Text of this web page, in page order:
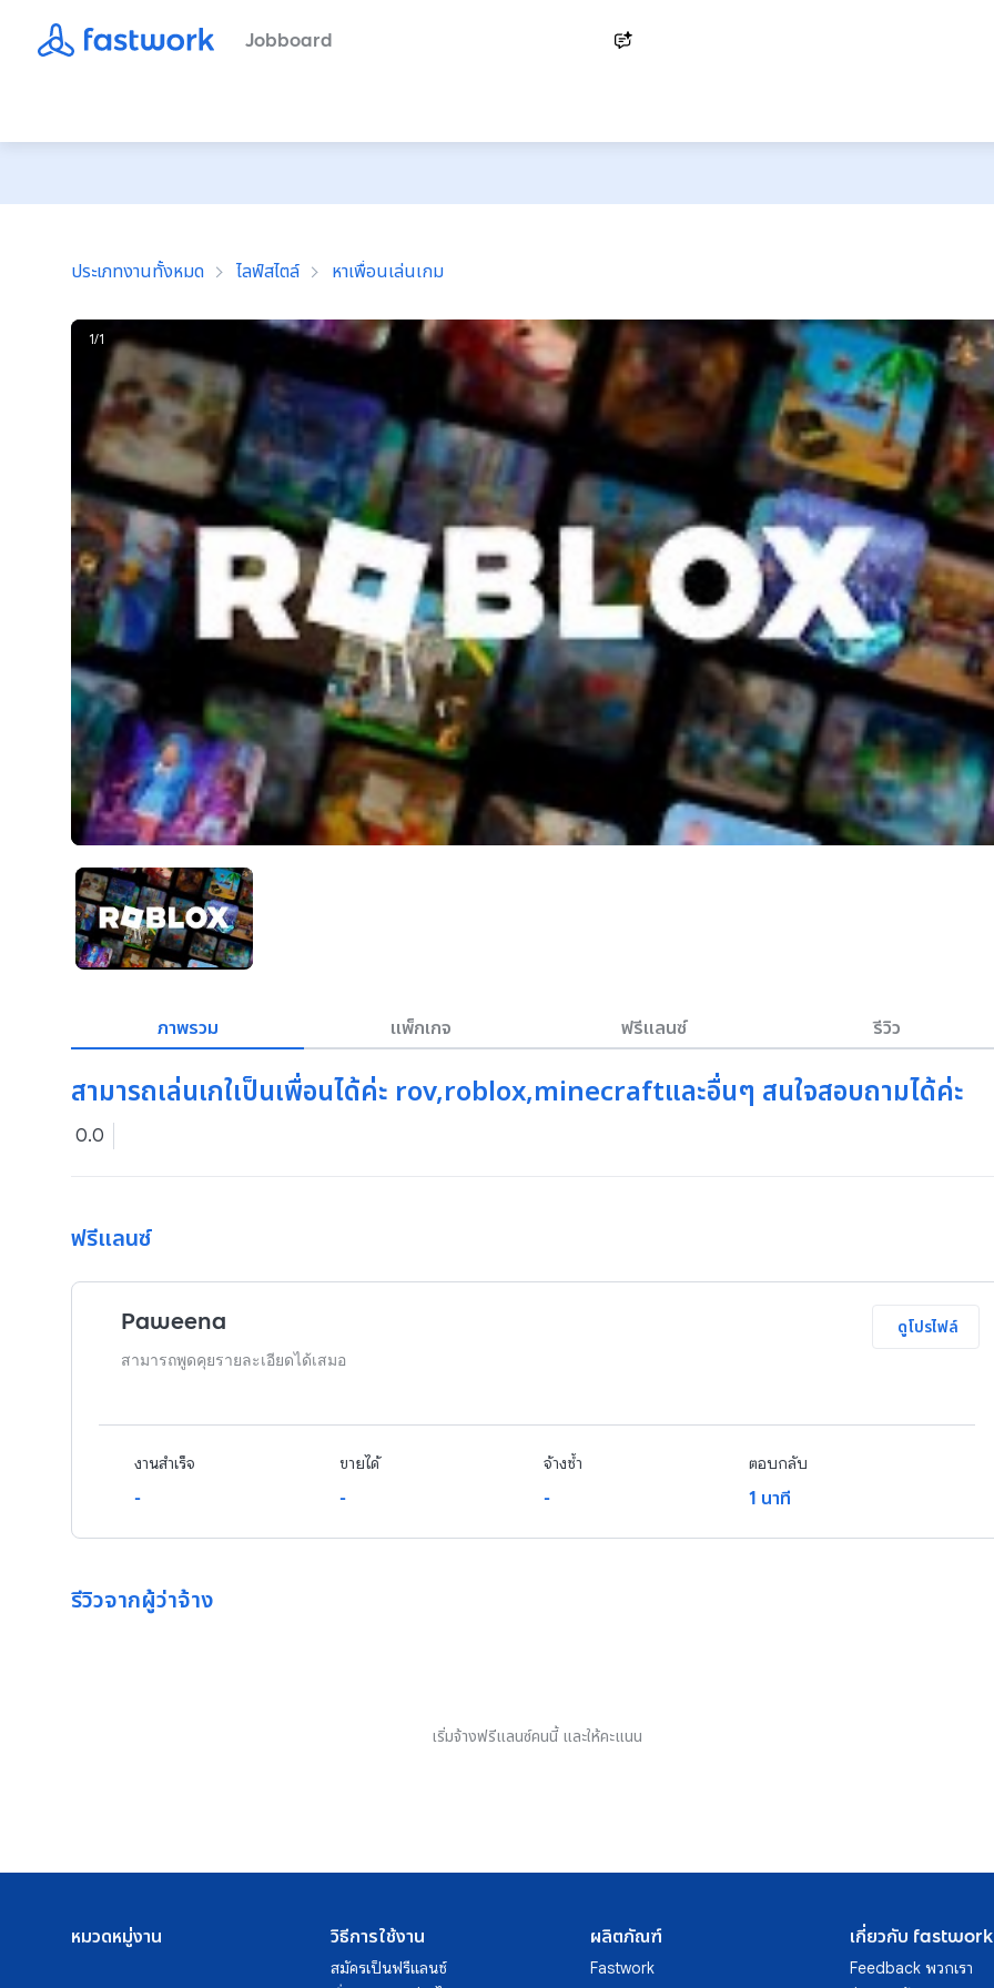
Jobboard
ประเภทงานทั้งหมด ไลฟ์สไตล์ หาเพื่อนเล่นเกม
1/1
ภาพรวม แพ็กเกจ ฟรีแลนซ์ รีวิว
สามารถเล่นเกใเป็นเพื่อนได้ค่ะ rov,roblox,minecraftและอื่นๆ สนใจสอบถามได้ค่ะ
0.0
ฟรีแลนซ์
Paweena
สามารถพูดคุยรายละเอียดได้เสมอ
ดูโปรไฟล์
งานสำเร็จ
-
ขายได้
-
จ้างซ้ำ
-
ตอบกลับ
1 นาที
รีวิวจากผู้ว่าจ้าง
เริ่มจ้างฟรีแลนซ์คนนี้ และให้คะแนน
หมวดหมู่งาน วิธีการใช้งาน
สมัครเป็นฟรีแลนซ์
ผลิตภัณฑ์
Fastwork
เกี่ยวกับ fastwork
Feedback พวกเรา